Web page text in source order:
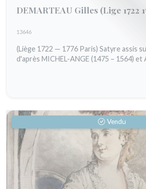
DEMARTEAU Gilles (Lige 1722
13646
(Liège 1722 — 1776 Paris) Satyre assis
d'après MICHEL-ANGE (1475 – 1564) et
Vendu